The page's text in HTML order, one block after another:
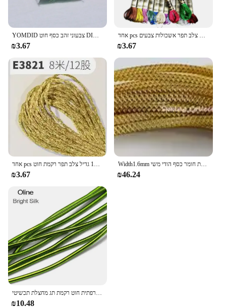
YOMDID צבעוני זהב כסף חוט DIY שרשרת צמיד בעבודת יד חוט קלוע חבל חוט רקמה סרוגה חרוז מחרוזת
₪3.67
אחד pcs ססגוניות צלב תפר זהב וכסף אשכולות/צלב תפר רקמת חוט/מותאם אישית צלב תפר אשכולות צבעים
₪3.67
אחד pcs ססגוניות מתכת רקמת חוט 8 מטרים 12 גדיל צלב תפר רקמת חוט Custom צלב תפר אשכולות צבעים
₪3.67
Width1.6mm שטוח משי בהיר יד צלב תפר רקמת חוט צרפתית מטילי נחושת חומר כסף הודי משי
₪46.24
עגול משי חוט בהיר נחושת חוט רקמת חוט צלב תפר צרפתית חוט רקמת תג מחצלת תכשיטי Goldwork לתפור Gimp
₪10.48